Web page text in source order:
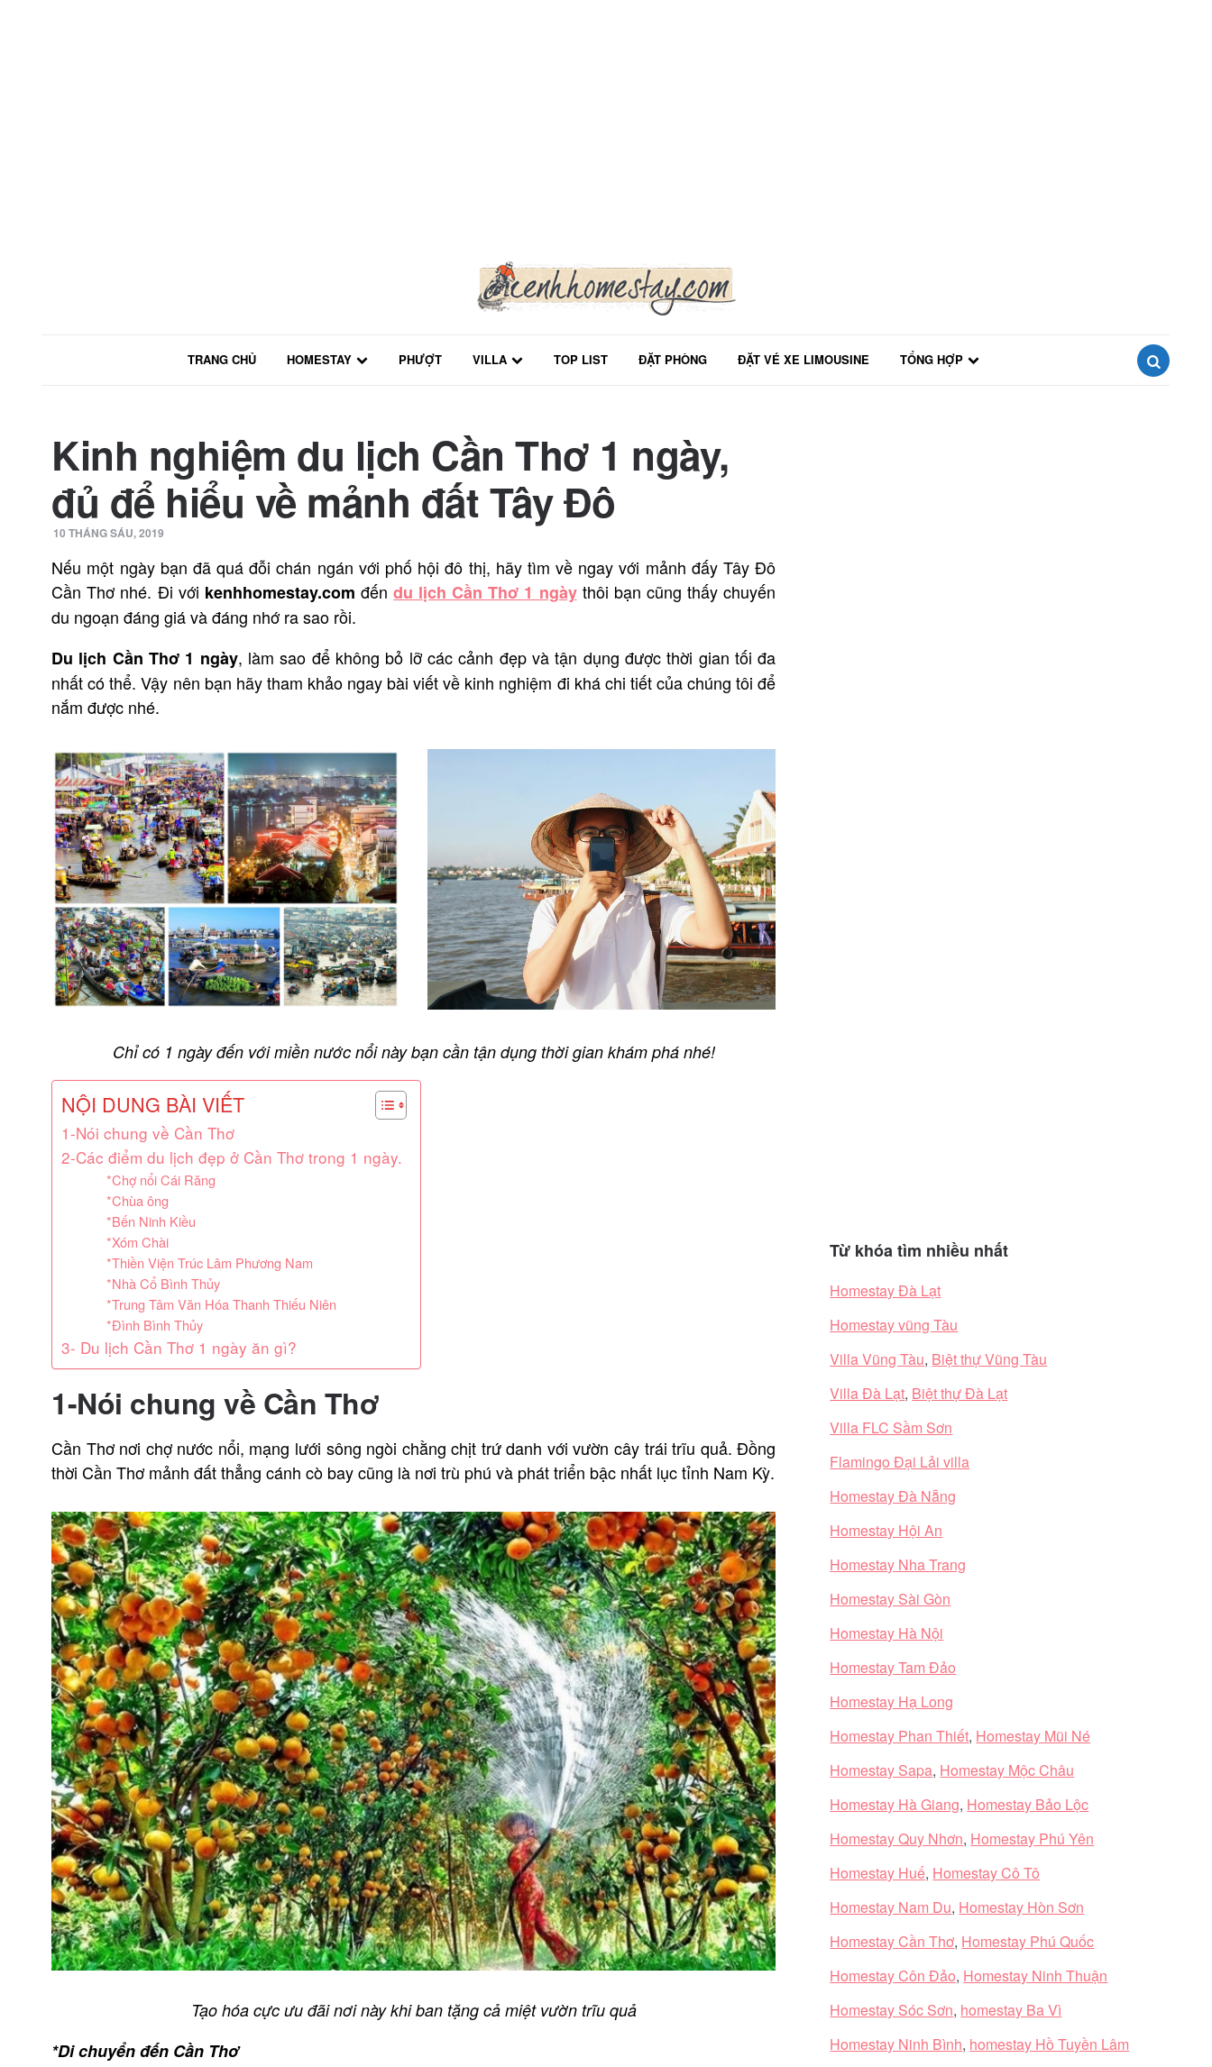
TRANG CHỦ HOMESTAY PHƯỢT VILLA TOP LIST ĐẶT PHÒNG ĐẶT VÉ XE LIMOUSINE
TỔNG HỢP
Kinh nghiệm du lịch Cần Thơ 1 ngày,
đủ để hiểu về mảnh đất Tây Đô
10 THÁNG SÁU, 2019
Nếu một ngày bạn đã quá đỗi chán ngán với phố hội đô thị, hãy tìm về ngay với mảnh đấy Tây Đô
Cần Thơ nhé. Đi với kenhhomestay.com đến du lịch Cần Thơ 1 ngàythôi bạn cũng thấy chuyến
du ngoạn đáng giá và đáng nhớ ra sao rồi.
Du lịch Cần Thơ 1 ngày, làm sao để không bỏ lỡ các cảnh đẹp và tận dụng được thời gian tối đa
nhất có thể. Vậy nên bạn hãy tham khảo ngay bài viết về kinh nghiệm đi khá chi tiết của chúng tôi để
nắm được nhé.
Chỉ có 1 ngày đến với miền nước nổi này bạn cần tận dụng thời gian khám phá nhé!
NỘI DUNG BÀI VIẾT
1-Nói chung về Cần Thơ
2-Các điểm du lịch đẹp ở Cần Thơ trong 1 ngày.
*Chợ nổi Cái Răng
*Chùa ông
*Bến Ninh Kiều
*Xóm Chài
*Thiền Viện Trúc Lâm Phương Nam
*Nhà Cổ Bình Thủy
*Trung Tâm Văn Hóa Thanh Thiếu Niên
*Đình Bình Thủy
3- Du lịch Cần Thơ 1 ngày ăn gì?
1-Nói chung về Cần Thơ
Cần Thơ nơi chợ nước nổi, mạng lưới sông ngòi chằng chịt trứ danh với vườn cây trái trĩu quả. Đồng
thời Cần Thơ mảnh đất thẳng cánh cò bay cũng là nơi trù phú và phát triển bậc nhất lục tỉnh Nam Kỳ.
Tạo hóa cực ưu đãi nơi này khi ban tặng cả miệt vườn trĩu quả
*Di chuyển đến Cần Thơ
Từ khóa tìm nhiều nhất
Homestay Đà Lạt
Homestay vũng Tàu
Villa Vũng Tàu, Biệt thự Vũng Tàu
Villa Đà Lạt, Biệt thự Đà Lạt
Villa FLC Sầm Sơn
Flamingo Đại Lải villa
Homestay Đà Nẵng
Homestay Hội An
Homestay Nha Trang
Homestay Sài Gòn
Homestay Hà Nội
Homestay Tam Đảo
Homestay Hạ Long
Homestay Phan Thiết, Homestay Mũi Né
Homestay Sapa, Homestay Mộc Châu
Homestay Hà Giang, Homestay Bảo Lộc
Homestay Quy Nhơn, Homestay Phú Yên
Homestay Huế, Homestay Cô Tô
Homestay Nam Du, Homestay Hòn Sơn
Homestay Cần Thơ, Homestay Phú Quốc
Homestay Côn Đảo, Homestay Ninh Thuận
Homestay Sóc Sơn, homestay Ba Vì
Homestay Ninh Bình, homestay Hồ Tuyền Lâm